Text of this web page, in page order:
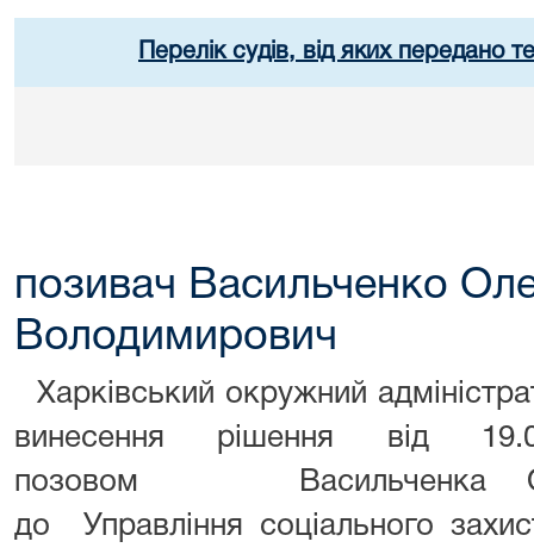
Перелік судів, від яких передано
позивач Васильченко
Володимирович
Харківський окружний
винесення рішення від
позовом
Васильченка
до Управління соціального